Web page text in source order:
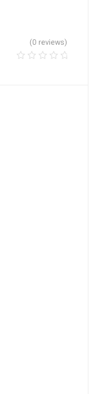
(0 reviews)